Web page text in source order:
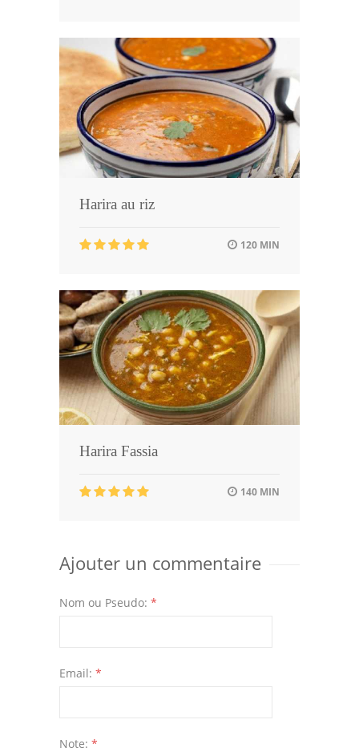
Harira au riz
120 MIN
Harira Fassia
140 MIN
Ajouter un commentaire
Nom ou Pseudo: *
Email: *
Note: *